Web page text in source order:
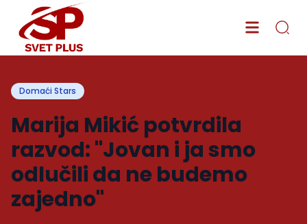
Domaći Stars
Marija Mikić potvrdila
razvod: "Jovan i ja smo
odlučili da ne budemo
zajedno"